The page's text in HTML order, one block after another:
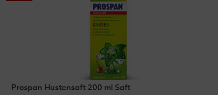
Prospan Hustensaft 200 ml Saft